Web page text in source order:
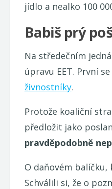
jídlo a nealko 100
Babiš prý
Na středečním
úpravu EET. První
živnostníky.
Protože koaliční
předložit jako
pravděpodobně
O daňovém balíčku,
Schválili si, že o